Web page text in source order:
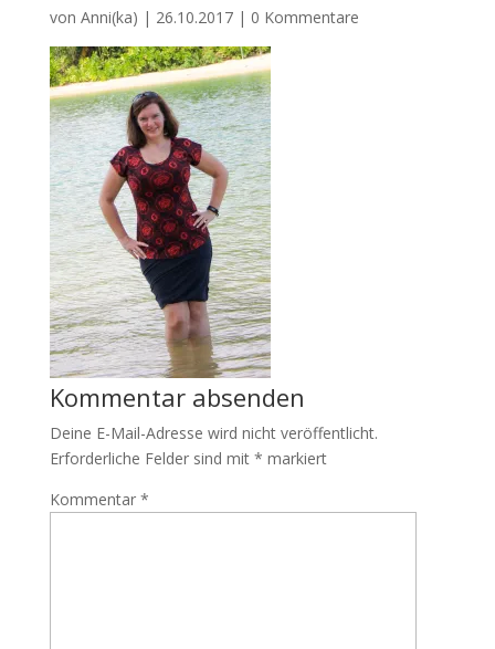
von Anni(ka) | 26.10.2017| 0 Kommentare
Kommentar absenden
Deine E-Mail-Adresse wird nicht veröffentlicht.
Erforderliche Felder sind mit * markiert
Kommentar *